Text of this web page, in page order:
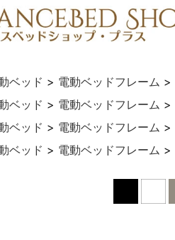
ベッド > 電動ベッドフレーム >
ベッド > 電動ベッドフレーム >
ベッド > 電動ベッドフレーム >
ベッド > 電動ベッドフレーム >